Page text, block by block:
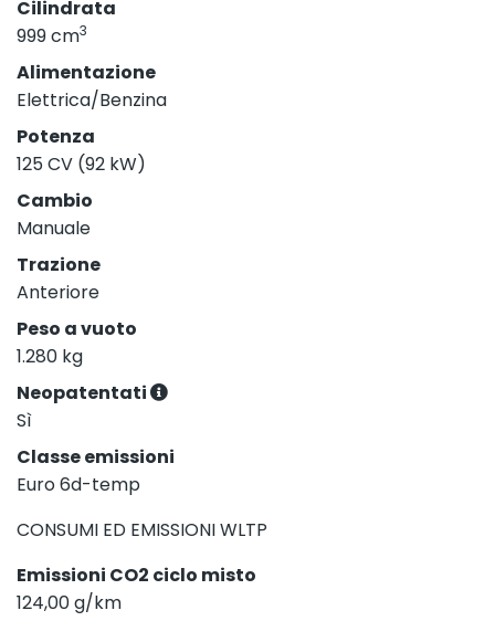
Cilindrata
999 cm3
Alimentazione
Elettrica/Benzina
Potenza
125 CV (92 kW)
Cambio
Manuale
Trazione
Anteriore
Peso a vuoto
1.280 kg
Neopatentati
Sì
Classe emissioni
Euro 6d-temp
CONSUMI ED EMISSIONI WLTP
Emissioni CO2 ciclo misto
124,00 g/km